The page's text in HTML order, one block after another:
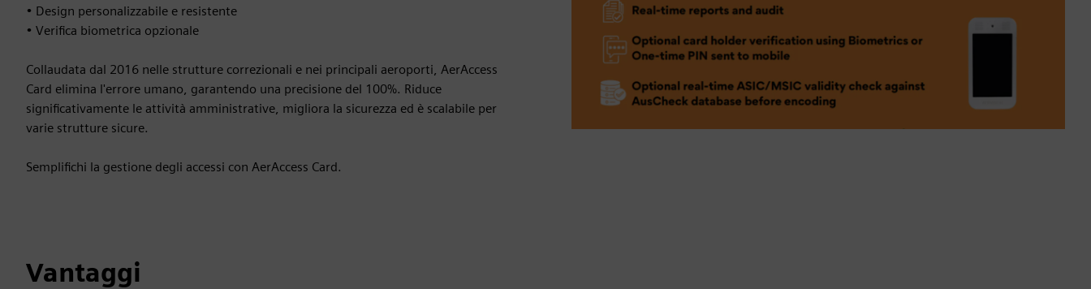
• Design personalizzabile e resistente
• Verifica biometrica opzionale
Collaudata dal 2016 nelle strutture correzionali e nei principali aeroporti, AerAccess
Card elimina l'errore umano, garantendo una precisione del 100%. Riduce
significativamente le attività amministrative, migliora la sicurezza ed è scalabile per
varie strutture sicure.
Semplifichi la gestione degli accessi con AerAccess Card.
Vantaggi